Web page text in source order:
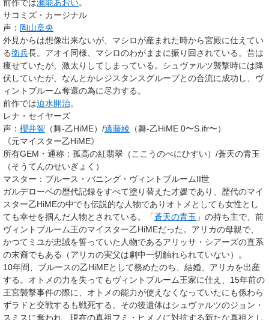
前作では瀬能あおい。
サコミズ・カージナル
声： 陶山章央
外見からは想像出来ないが、マシロが産まれた時から宮殿に仕えてい
る衛兵長。アオイ同様、マシロのわがままに振り回されている。昔は
痩せていたが、激太りしてしまっている。シュヴァルツ襲撃時には降
伏していたが、なんとかレジスタンスグループとの合流に成功し、ヴ
ィントブルーム奪還の為に尽力する。
前作では迫水開治。
レナ・セイヤーズ
声： 櫻井智 （舞-乙HiME）/遠藤綾 （舞-乙HiME 0〜S.ifr〜）
《元マイスター乙HiME》
所有GEM・通称 ：孤高の紅翡翠（ここうのべにひすい）/蒼天の青玉
（そうてんのせいぎょく）
マスター ：ブルース・バニング・ヴィントブルームII世
ガルデローベの歴代記録をすべて塗り替えた才媛であり、歴代のマイ
スター乙HiMEの中でも伝説的な人物でありオトメとしても女性とし
ても幸せを掴んだ人物とされている。「蒼天の青玉 」の持ち主で、前
ヴィントブルーム王のマイスター乙HiMEだった。アリカの母親で、
かつてミユが忠誠を誓っていた人物であるアリッサ・シアーズの直系
の末裔でもある（アリカの実父は劇中一切触れられていない）。
10年間、ブルースの乙HiMEとして務めたのち、結婚、アリカを出産
する。オトメの力を失ってもヴィントブルーム王家に仕え、15年前の
王宮襲撃事件の際に、オトメの能力が使えなくなっていたにも係わら
ずラドと交戦するも戦死する。その後遺体はシュヴァルツのジョン・
スミスに奪われ、現在の真祖フミ・ヒメノに対抗する新たな真祖とし